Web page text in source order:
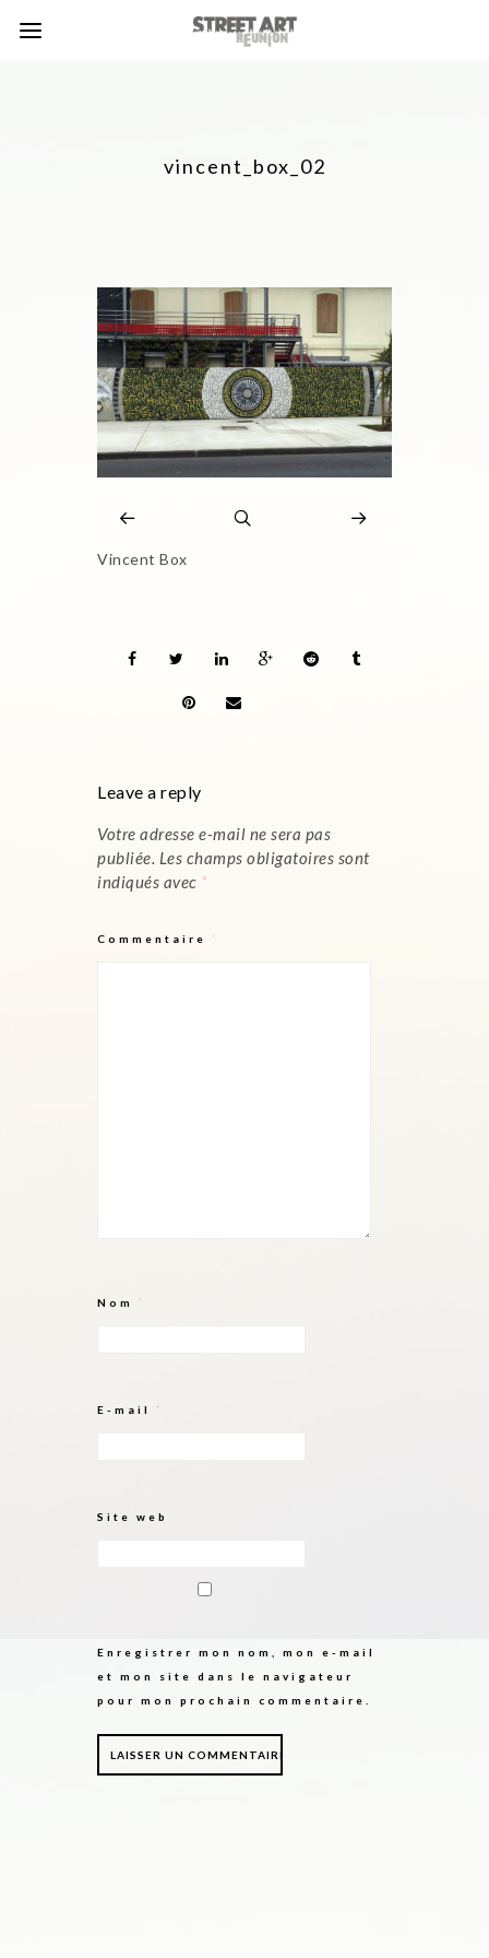
vincent_box_02
Vincent Box
Leave a reply
Votre adresse e-mail ne sera pas
publiée. Les champs obligatoires sont
indiqués avec *
Commentaire *
Nom *
E-mail *
Site web
Enregistrer mon nom, mon e-mail
et mon site dans le navigateur
pour mon prochain commentaire.